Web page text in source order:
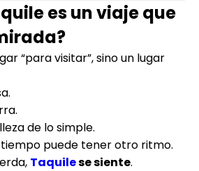
es un viaje que
“para visitar”, sino un lugar
de lo simple.
puede tener otro ritmo.
Taquilese siente.